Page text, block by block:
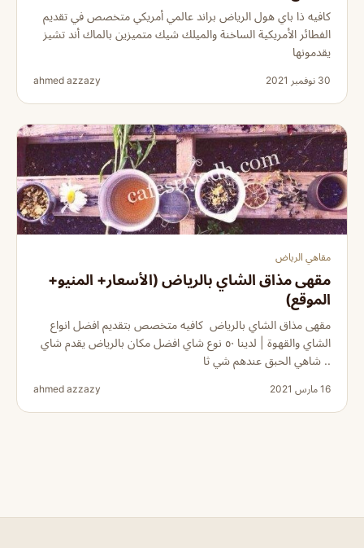
كافيه ذا باي هول الرياض براند عالمي أمريكي متخصص في تقديم
الفطائر الأمريكية الساخنة والميلك شيك متميزين بالماك أند تشيز
يقدمونها
30 نوفمبر 2021 ahmed azzazy
مقاهي الرياض
مقهى مذاق الشاي بالرياض (الأسعار+ المنيو+
الموقع)
مقهى مذاق الشاي بالرياض كافيه متخصص بتقديم افضل انواع
الشاي والقهوة | لدينا ٥٠ نوع شاي افضل مكان بالرياض يقدم شاي
.. شاهي الحبق عندهم شي ثا
16 مارس 2021 ahmed azzazy